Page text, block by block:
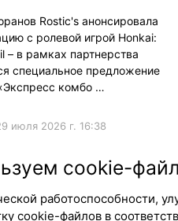
Rostic's анонсировала
с ролевой игрой Honkai:
– в рамках партнерства
специальное предложение
комбо …
июля 2026 г. 16:38
cookie-
работоспособности,
cookie-файлов в